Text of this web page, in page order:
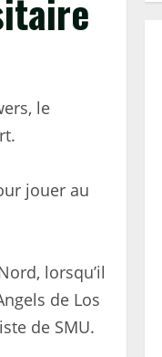
le
jouer au
lorsqu’il
de Los
de SMU.